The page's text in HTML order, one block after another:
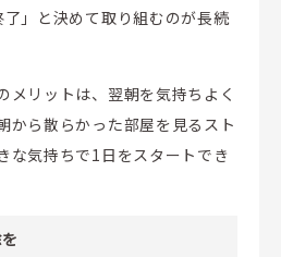
」と決めて取り組むのが長続
メリットは、翌朝を気持ちよく
から散らかった部屋を見るスト
な気持ちで1日をスタートでき